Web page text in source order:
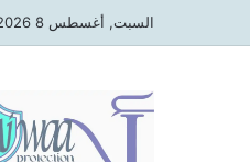
السبت, أغسطس 8 2026